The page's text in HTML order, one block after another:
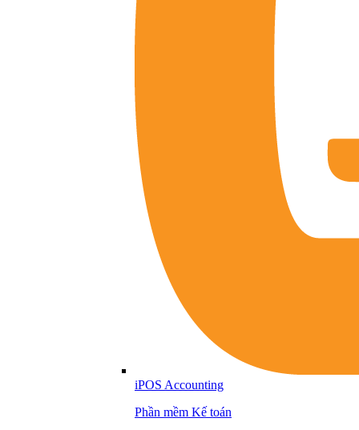
iPOS Accounting
Phần mềm Kế toán